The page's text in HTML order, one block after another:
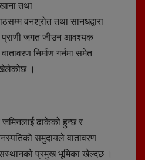
तथा
वनश्रोत तथा सानधद्वारा
प्राणी जगत जीउन आवश्यक
निर्माण गर्नमा समेत
।
ढाकेको हुन्छ र
समुदायले वातावरण
प्रमुख भूमिका खेल्दछ ।